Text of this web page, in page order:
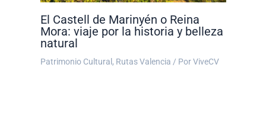
El Castell de Marinyén o Reina
Mora: viaje por la historia y belleza
natural
Patrimonio Cultural , Rutas Valencia / PorViveCV